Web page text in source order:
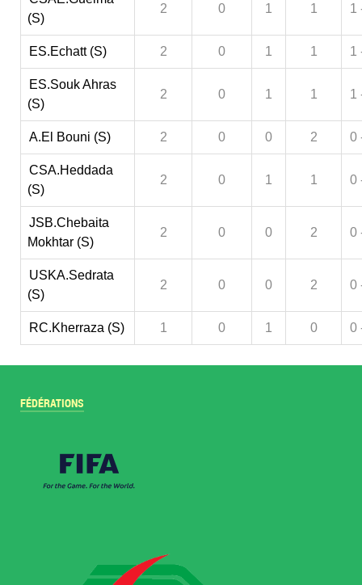
(S)
2 0 1 1 1
ES.Echatt (S) 2 0 1 1 1
ES.Souk Ahras
(S)
2 0 1 1 1
A.El Bouni (S) 2 0 0 2 0
CSA.Heddada
(S)
2 0 1 1 0
JSB.Chebaita
Mokhtar (S)
2 0 0 2 0
USKA.Sedrata
(S)
2 0 0 2 0
RC.Kherraza (S) 1 0 1 0 0
FÉDÉRATIONS